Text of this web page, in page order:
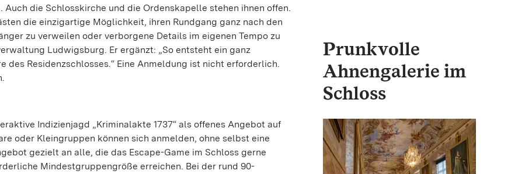
die Schlosskirche und die Ordenskapelle stehen ihnen offen.
die einzigartige Möglichkeit, ihren Rundgang ganz nach den
zu verweilen oder verborgene Details im eigenen Tempo zu
Ludwigsburg. Er ergänzt: „So entsteht ein ganz
Residenzschlosses.“ Eine Anmeldung ist nicht erforderlich.
Indizienjagd „Kriminalakte 1737“ als offenes Angebot auf
oder Kleingruppen können sich anmelden, ohne selbst eine
gezielt an alle, die das Escape-Game im Schloss gerne
Mindestgruppengröße erreichen. Bei der rund 90-
Prunkvolle
Ahnengalerie im
Schloss